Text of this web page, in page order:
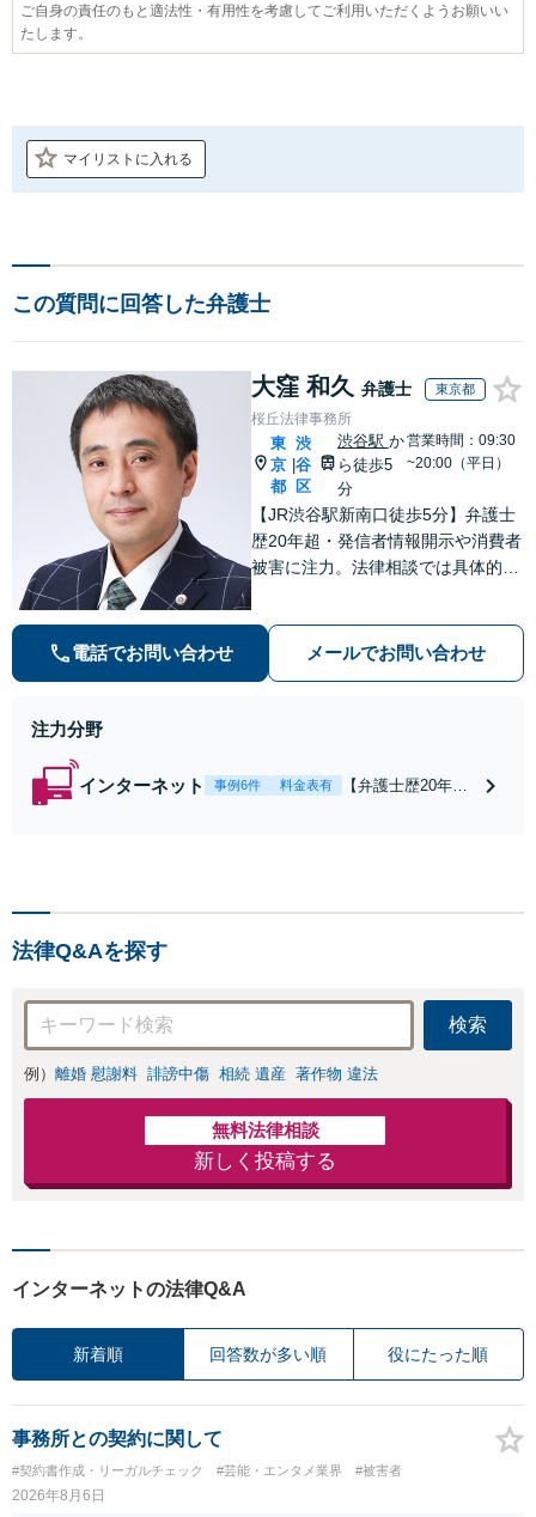
ご自身の責任のもと適法性・有用性を考慮してご利用いただくようお願いい
たします。
マイリストに入れる
この質問に回答した弁護士
大窪 和久 弁護士 東京都
桜丘法律事務所
東
京
都
|
渋
谷
区
渋谷駅 か
ら徒歩5
分
営業時間：09:30
~20:00（平日）
【JR渋谷駅新南口徒歩5分】弁護士
歴20年超・発信者情報開示や消費者
被害に注力。法律相談では具体的な
解決に向けて粘り強く活動します。
電話でお問い合わせ メールでお問い合わせ
注力分野
インターネット 事例6件 料金表有
【弁護士歴20年
です。
法律Q&Aを探す
検索
例） 離婚 慰謝料 誹謗中傷 相続 遺産 著作物 違法
無料法律相談
新しく投稿する
インターネットの法律Q&A
新着順 回答数が多い順 役にたった順
事務所との契約に関して
#契約書作成・リーガルチェック #芸能・エンタメ業界 #被害者
2026年8月6日